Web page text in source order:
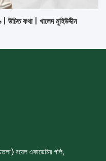
উচিত কথা | খালেদ মুহিউদ্দীন
রয়েল একাডেমির গলি,